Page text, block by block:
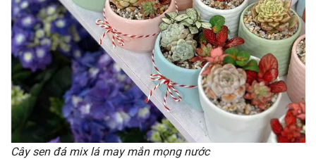
Cây sen đá mix lá may mắn mọng nước